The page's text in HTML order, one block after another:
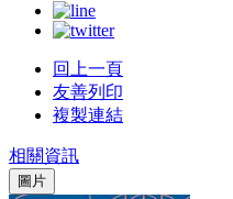
回上一頁
友善列印
複製連結
相關資訊
圖片